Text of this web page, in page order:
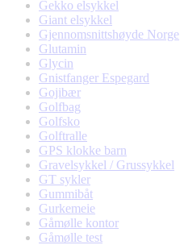
Gekko elsykkel
Giant elsykkel
Gjennomsnittshøyde Norge
Glutamin
Glycin
Gnistfanger Espegard
Gojibær
Golfbag
Golfsko
Golftralle
GPS klokke barn
Gravelsykkel / Grussykkel
GT sykler
Gummibåt
Gurkemeie
Gåmølle kontor
Gåmølle test